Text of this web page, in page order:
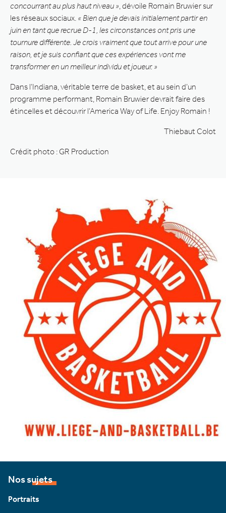
concourrant au plus haut niveau » , dévoile Romain Bruwier sur
les réseaux sociaux. « Bien que je devais initialement partir en
juin en tant que recrue D-1, les circonstances ont pris une
tournure différente. Je crois vraiment que tout arrive pour une
raison, et je suis confiant que ces expériences vont me
transformer en un meilleur individu et joueur. »
Dans l’Indiana, véritable terre de basket, et au sein d’un
programme performant, Romain Bruwier devrait faire des
étincelles et découvrir l’America Way of Life. Enjoy Romain !
Thiebaut Colot
Crédit photo : GR Production
Nos sujets
Portraits